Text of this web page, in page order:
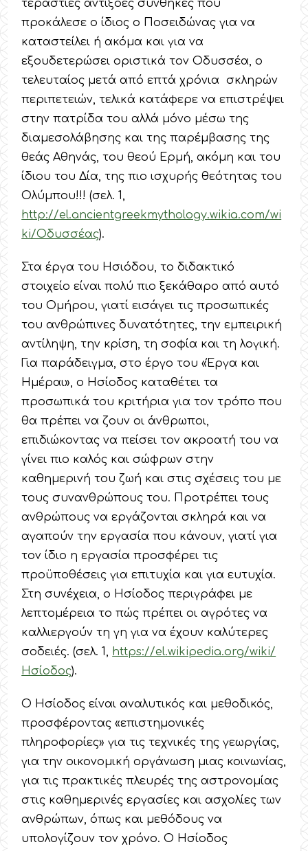
τεράστιες αντίξοες συνθήκες που
προκάλεσε ο ίδιος ο Ποσειδώνας για να
καταστείλει ή ακόμα και για να
εξουδετερώσει οριστικά τον Οδυσσέα, ο
τελευταίος μετά από επτά χρόνια σκληρών
περιπετειών, τελικά κατάφερε να επιστρέψει
στην πατρίδα του αλλά μόνο μέσω της
διαμεσολάβησης και της παρέμβασης της
θεάς Αθηνάς, του θεού Ερμή, ακόμη και του
ίδιου του Δία, της πιο ισχυρής θεότητας του
Ολύμπου!!! (σελ. 1,
http://el.ancientgreekmythology.wikia.com/wi
ki/Οδυσσέας).
Στα έργα του Ησιόδου, το διδακτικό
στοιχείο είναι πολύ πιο ξεκάθαρο από αυτό
του Ομήρου, γιατί εισάγει τις προσωπικές
του ανθρώπινες δυνατότητες, την εμπειρική
αντίληψη, την κρίση, τη σοφία και τη λογική.
Για παράδειγμα, στο έργο του «Έργα και
Ημέραι», ο Ησίοδος καταθέτει τα
προσωπικά του κριτήρια για τον τρόπο που
θα πρέπει να ζουν οι άνθρωποι,
επιδιώκοντας να πείσει τον ακροατή του να
γίνει πιο καλός και σώφρων στην
καθημερινή του ζωή και στις σχέσεις του με
τους συνανθρώπους του. Προτρέπει τους
ανθρώπους να εργάζονται σκληρά και να
αγαπούν την εργασία που κάνουν, γιατί για
τον ίδιο η εργασία προσφέρει τις
προϋποθέσεις για επιτυχία και για ευτυχία.
Στη συνέχεια, ο Ησίοδος περιγράφει με
λεπτομέρεια το πώς πρέπει οι αγρότες να
καλλιεργούν τη γη για να έχουν καλύτερες
σοδειές. (σελ. 1, https://el.wikipedia.org/wiki/
Ησίοδος).
Ο Ησίοδος είναι αναλυτικός και μεθοδικός,
προσφέροντας «επιστημονικές
πληροφορίες» για τις τεχνικές της γεωργίας,
για την οικονομική οργάνωση μιας κοινωνίας,
για τις πρακτικές πλευρές της αστρονομίας
στις καθημερινές εργασίες και ασχολίες των
ανθρώπων, όπως και μεθόδους να
υπολογίζουν τον χρόνο. Ο Ησίοδος